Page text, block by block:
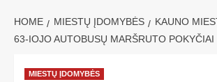
HOME MIESTŲ ĮDOMYBĖS
KAUNO
63-IOJO AUTOBUSŲ MARŠRUTO POKYČIAI
MIESTŲ ĮDOMYBĖS